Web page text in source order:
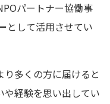
パートナー協働事
として活用させてい
多くの方に届けると
や経験を思い出してい